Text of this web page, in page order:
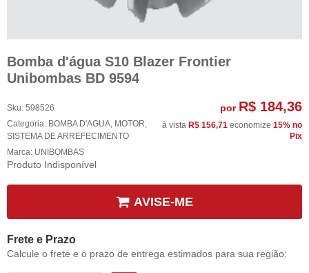
Bomba d'água S10 Blazer Frontier
Unibombas BD 9594
Sku: 598526
Categoria: BOMBA D'AGUA, MOTOR,
SISTEMA DE ARREFECIMENTO
Marca: UNIBOMBAS
Produto Indisponível
por R$ 184,36
à vista R$ 156,71 economize 15% no
Pix
AVISE-ME
Frete e Prazo
Calcule o frete e o prazo de entrega estimados para sua região: